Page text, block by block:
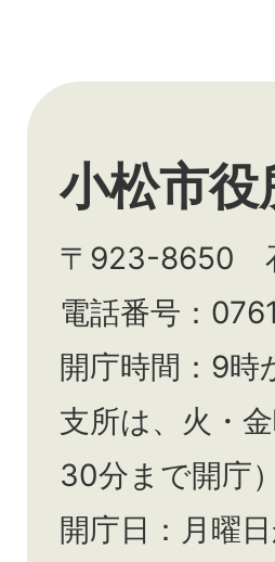
小松市役
〒923-8650
電話番号：
開庁時間：9時
支所は、火・
30分まで開庁）
開庁日：月曜